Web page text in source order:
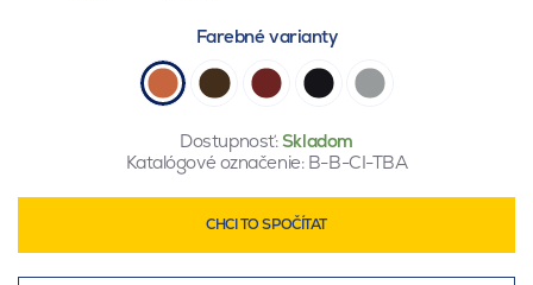
Farebné varianty
Dostupnosť:Skladom
Katalógové označenie: B-B-CI-TBA
CHCI TO SPOČÍTAT